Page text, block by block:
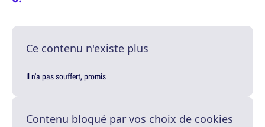
Ce contenu n'existe plus
Il n'a pas souffert, promis
Contenu bloqué par vos choix de cookies